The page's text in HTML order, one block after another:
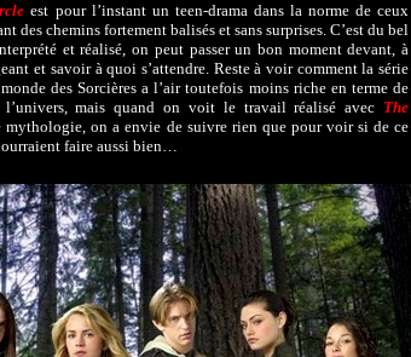
est pour l’instant un teen-drama dans la norme de ceux
des chemins fortement balisés et sans surprises. C’est du bel
et réalisé, on peut passer un bon moment devant, à
et savoir à quoi s’attendre. Reste à voir comment la série
des Sorcières a l’air toutefois moins riche en terme de
l’univers, mais quand on voit le travail réalisé avec The
mythologie, on a envie de suivre rien que pour voir si de ce
faire aussi bien…